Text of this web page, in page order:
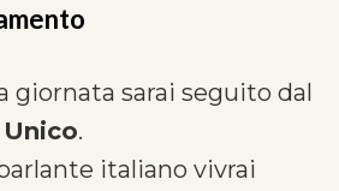
giornata sarai seguito dal
.
italiano vivrai